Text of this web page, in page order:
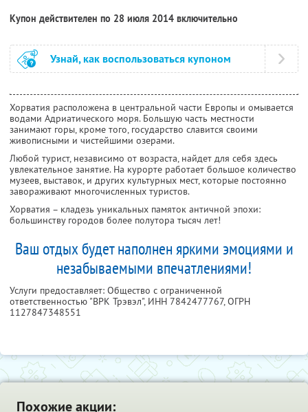
Купон действителен по 28 июля 2014 включительно
Узнай, как воспользоваться купоном
Хорватия расположена в центральной части Европы и омывается
водами Адриатического моря. Большую часть местности
занимают горы, кроме того, государство славится своими
живописными и чистейшими озерами.
Любой турист, независимо от возраста, найдет для себя здесь
увлекательное занятие. На курорте работает большое количество
музеев, выставок, и других культурных мест, которые постоянно
завораживают многочисленных туристов.
Хорватия – кладезь уникальных памяток античной эпохи:
большинству городов более полутора тысяч лет!
Ваш отдых будет наполнен яркими эмоциями и
незабываемыми впечатлениями!
Услуги предоставляет: Общество с ограниченной
ответственностью "ВРК Трэвэл", ИНН 7842477767, ОГРН
1127847348551
Похожие акции: